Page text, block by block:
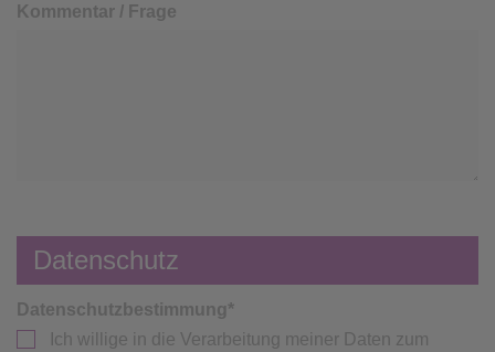
Kommentar / Frage
Datenschutz
Datenschutzbestimmung*
Ich willige in die Verarbeitung meiner Daten zum